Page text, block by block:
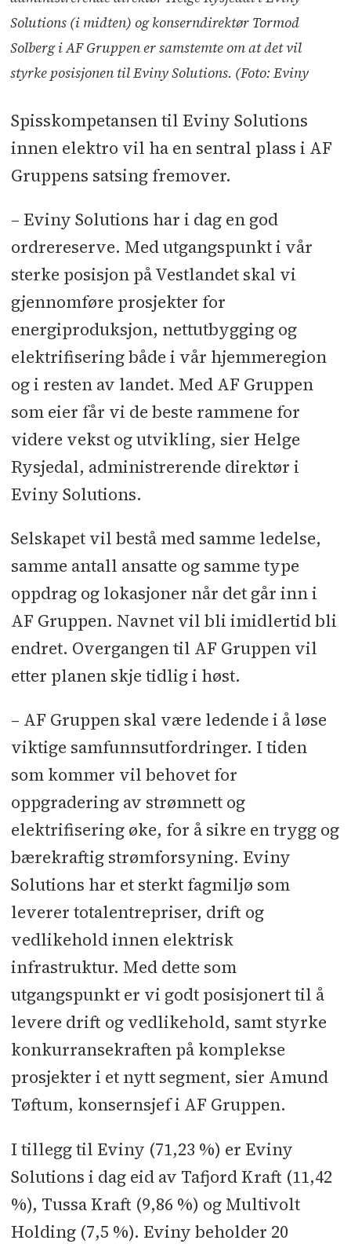
Solutions (i midten) og konserndirektør Tormod
Solberg i AF Gruppen er samstemte om at det vil
styrke posisjonen til Eviny Solutions. (Foto: Eviny
Spisskompetansen til Eviny Solutions
innen elektro vil ha en sentral plass i AF
Gruppens satsing fremover.
– Eviny Solutions har i dag en god
ordrereserve. Med utgangspunkt i vår
sterke posisjon på Vestlandet skal vi
gjennomføre prosjekter for
energiproduksjon, nettutbygging og
elektrifisering både i vår hjemmeregion
og i resten av landet. Med AF Gruppen
som eier får vi de beste rammene for
videre vekst og utvikling, sier Helge
Rysjedal, administrerende direktør i
Eviny Solutions.
Selskapet vil bestå med samme ledelse,
samme antall ansatte og samme type
oppdrag og lokasjoner når det går inn i
AF Gruppen. Navnet vil bli imidlertid bli
endret. Overgangen til AF Gruppen vil
etter planen skje tidlig i høst.
– AF Gruppen skal være ledende i å løse
viktige samfunnsutfordringer. I tiden
som kommer vil behovet for
oppgradering av strømnett og
elektrifisering øke, for å sikre en trygg og
bærekraftig strømforsyning. Eviny
Solutions har et sterkt fagmiljø som
leverer totalentrepriser, drift og
vedlikehold innen elektrisk
infrastruktur. Med dette som
utgangspunkt er vi godt posisjonert til å
levere drift og vedlikehold, samt styrke
konkurransekraften på komplekse
prosjekter i et nytt segment, sier Amund
Tøftum, konsernsjef i AF Gruppen.
I tillegg til Eviny (71,23 %) er Eviny
Solutions i dag eid av Tafjord Kraft (11,42
%), Tussa Kraft (9,86 %) og Multivolt
Holding (7,5 %). Eviny beholder 20